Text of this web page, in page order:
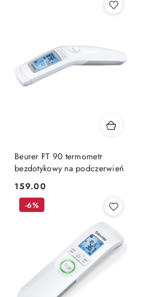
Beurer FT 90 termometr
bezdotykowy na podczerwień
Cena:
159.00
-6%